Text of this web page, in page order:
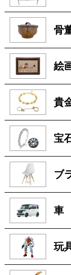
骨
絵
貴
宝
ブ
車
玩